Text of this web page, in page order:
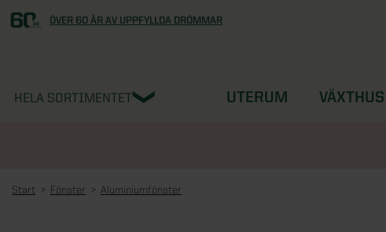
ÖVER 60 ÅR AV UPPFYLLDA DRÖMMAR
HELA SORTIMENTET UTERUM VÄXTHUS
Start Fönster Aluminiumfönster